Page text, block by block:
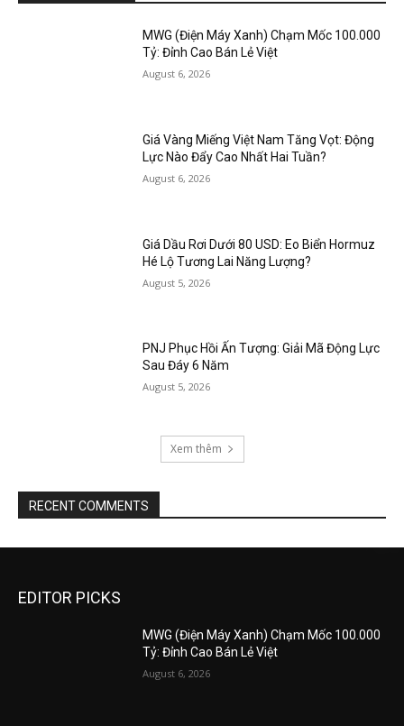
MWG (Điện Máy Xanh) Chạm Mốc 100.000
Tỷ: Đỉnh Cao Bán Lẻ Việt
August 6, 2026
Giá Vàng Miếng Việt Nam Tăng Vọt: Động
Lực Nào Đẩy Cao Nhất Hai Tuần?
August 6, 2026
Giá Dầu Rơi Dưới 80 USD: Eo Biển Hormuz
Hé Lộ Tương Lai Năng Lượng?
August 5, 2026
PNJ Phục Hồi Ấn Tượng: Giải Mã Động Lực
Sau Đáy 6 Năm
August 5, 2026
Xem thêm
RECENT COMMENTS
EDITOR PICKS
MWG (Điện Máy Xanh) Chạm Mốc 100.000
Tỷ: Đỉnh Cao Bán Lẻ Việt
August 6, 2026